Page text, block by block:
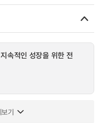
속적인 성장을 위한 전
기